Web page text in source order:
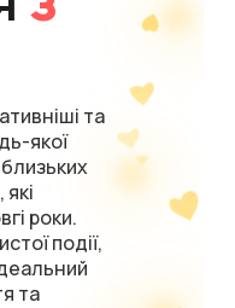
та
якої
близьких
роки.
події,
та